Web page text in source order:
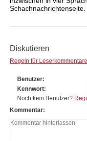
Schachnachrichtenseite.
Diskutieren
Regeln für Leserkommentare
Benutzer
Kennwort
Noch kein Benutzer?
Kommentar